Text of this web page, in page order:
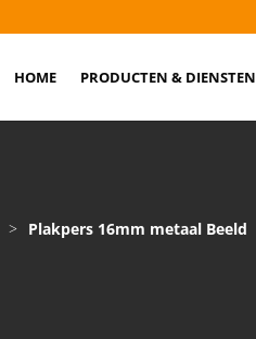
HOME PRODUCTEN & DIENSTEN
> Plakpers 16mm metaal Beeld